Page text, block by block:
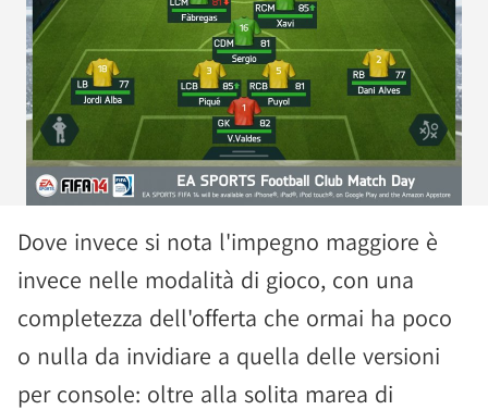
Dove invece si nota l'impegno maggiore è
invece nelle modalità di gioco, con una
completezza dell'offerta che ormai ha poco
o nulla da invidiare a quella delle versioni
per console: oltre alla solita marea di